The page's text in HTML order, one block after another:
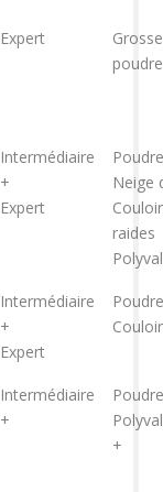
Expert
Grosse
Intermédiaire
+
Expert
Neige
raides
Intermédiaire
+
Expert
Intermédiaire
+
+